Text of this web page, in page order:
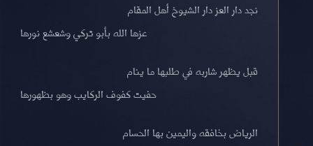
نجد دار العز دار الشيوخ أهل المقام
عزها الله بأبو تركي وشعشع نورها
قبل يظهر شاربه في طلبها ما ينام
حفيت كفوف الركايب وهو بظهورها
الرياض بخافقه واليمين بها الحسام